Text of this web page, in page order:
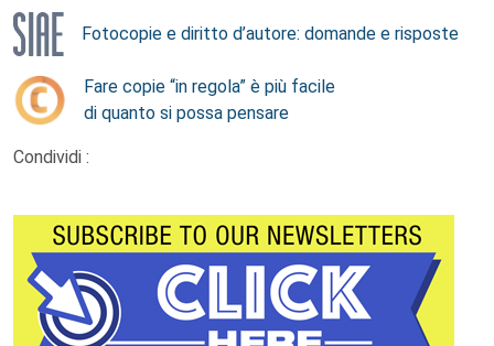
Fotocopie e diritto d’autore: domande e risposte
Fare copie “in regola” è più facile
di quanto si possa pensare
Condividi :